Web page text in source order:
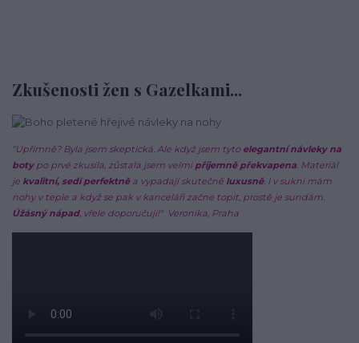
Zkušenosti žen s Gazelkami...
"Upřímně? Byla jsem skeptická. Ale když jsem tyto elegantní návleky na
botypo prvé zkusila, zůstala jsem velmi příjemně překvapena . Materiál
je kvalitní, sedí perfektněa vypadají skutečně luxusně. I v sukni mám
nohy v teple a když se pak v kanceláři začne topit, prostě je sundám.
Úžásný nápad, vřele doporučuji!" Veronika, Praha